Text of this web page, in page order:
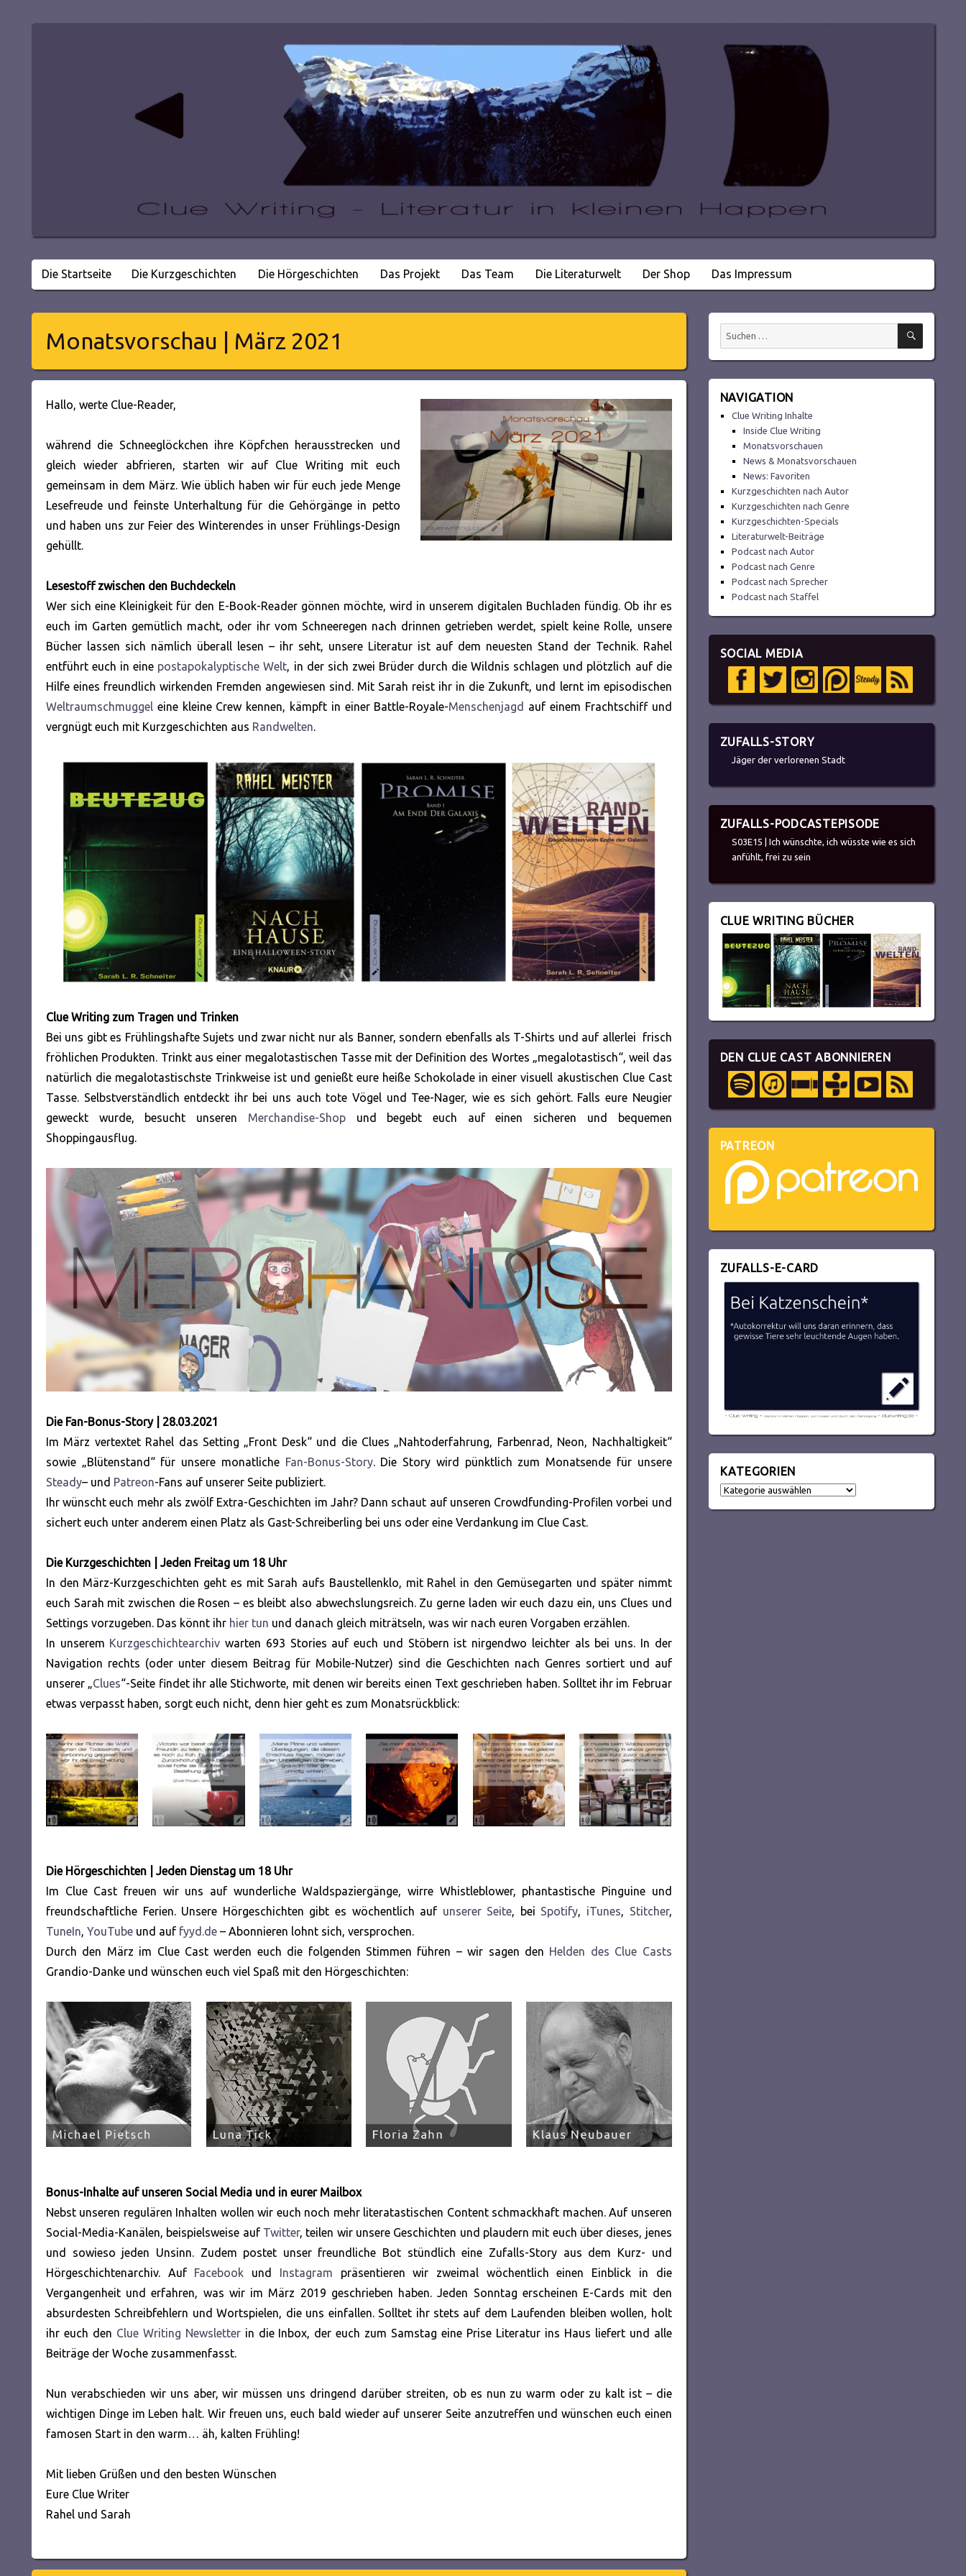
Clue Writing
Die Startseite Die Kurzgeschichten Die Hörgeschichten Das Projekt Das Team Die Literaturwelt Der Shop Das Impressum
Monatsvorschau | März 2021
Hallo, werte Clue-Reader,
während die Schneeglöckchen ihre Köpfchen herausstrecken und
gleich wieder abfrieren, starten wir auf Clue Writing mit euch
gemeinsam in dem März. Wie üblich haben wir für euch jede Menge
Lesefreude und feinste Unterhaltung für die Gehörgänge in petto
und haben uns zur Feier des Winterendes in unser Frühlings-Design
gehüllt.
Lesestoff zwischen den Buchdeckeln
Wer sich eine Kleinigkeit für den E-Book-Reader gönnen möchte, wird in unserem digitalen Buchladen fündig. Ob ihr es
euch im Garten gemütlich macht, oder ihr vom Schneeregen nach drinnen getrieben werdet, spielt keine Rolle, unsere
Bücher lassen sich nämlich überall lesen – ihr seht, unsere Literatur ist auf dem neuesten Stand der Technik. Rahel
entführt euch in eine postapokalyptische Welt, in der sich zwei Brüder durch die Wildnis schlagen und plötzlich auf die
Hilfe eines freundlich wirkenden Fremden angewiesen sind. Mit Sarah reist ihr in die Zukunft, und lernt im episodischen
Weltraumschmuggel eine kleine Crew kennen, kämpft in einer Battle-Royale-Menschenjagd auf einem Frachtschiff und
vergnügt euch mit Kurzgeschichten aus Randwelten.
Clue Writing zum Tragen und Trinken
Bei uns gibt es Frühlingshafte Sujets und zwar nicht nur als Banner, sondern ebenfalls als T-Shirts und auf allerlei frisch
fröhlichen Produkten. Trinkt aus einer megalotastischen Tasse mit der Definition des Wortes „megalotastisch“, weil das
natürlich die megalotastischste Trinkweise ist und genießt eure heiße Schokolade in einer visuell akustischen Clue Cast
Tasse. Selbstverständlich entdeckt ihr bei uns auch tote Vögel und Tee-Nager, wie es sich gehört. Falls eure Neugier
geweckt wurde, besucht unseren Merchandise-Shopund begebt euch auf einen sicheren und bequemen
Shoppingausflug.
Die Fan-Bonus-Story | 28.03.2021
Im März vertextet Rahel das Setting „Front Desk“ und die Clues „Nahtoderfahrung, Farbenrad, Neon, Nachhaltigkeit“
sowie „Blütenstand“ für unsere monatliche Fan-Bonus-Story. Die Story wird pünktlich zum Monatsende für unsere
Steady– und Patreon-Fans auf unserer Seite publiziert.
Ihr wünscht euch mehr als zwölf Extra-Geschichten im Jahr? Dann schaut auf unseren Crowdfunding-Profilen vorbei und
sichert euch unter anderem einen Platz als Gast-Schreiberling bei uns oder eine Verdankung im Clue Cast.
Die Kurzgeschichten | Jeden Freitag um 18 Uhr
In den März-Kurzgeschichten geht es mit Sarah aufs Baustellenklo, mit Rahel in den Gemüsegarten und später nimmt
euch Sarah mit zwischen die Rosen – es bleibt also abwechslungsreich. Zu gerne laden wir euch dazu ein, uns Clues und
Settings vorzugeben. Das könnt ihr hier tun und danach gleich miträtseln, was wir nach euren Vorgaben erzählen.
In unserem Kurzgeschichtearchiv warten 693 Stories auf euch und Stöbern ist nirgendwo leichter als bei uns. In der
Navigation rechts (oder unter diesem Beitrag für Mobile-Nutzer) sind die Geschichten nach Genres sortiert und auf
unserer „Clues“-Seite findet ihr alle Stichworte, mit denen wir bereits einen Text geschrieben haben. Solltet ihr im Februar
etwas verpasst haben, sorgt euch nicht, denn hier geht es zum Monatsrückblick:
Die Hörgeschichten | Jeden Dienstag um 18 Uhr
Im Clue Cast freuen wir uns auf wunderliche Waldspaziergänge, wirre Whistleblower, phantastische Pinguine und
freundschaftliche Ferien. Unsere Hörgeschichten gibt es wöchentlich auf unserer Seite, bei Spotify, iTunes, Stitcher,
TuneIn, YouTube und auf fyyd.de – Abonnieren lohnt sich, versprochen.
Durch den März im Clue Cast werden euch die folgenden Stimmen führen – wir sagen den Helden des Clue Casts
Grandio-Danke und wünschen euch viel Spaß mit den Hörgeschichten:
Bonus-Inhalte auf unseren Social Media und in eurer Mailbox
Nebst unseren regulären Inhalten wollen wir euch noch mehr literatastischen Content schmackhaft machen. Auf unseren
Social-Media-Kanälen, beispielsweise auf Twitter, teilen wir unsere Geschichten und plaudern mit euch über dieses, jenes
und sowieso jeden Unsinn. Zudem postet unser freundliche Bot stündlich eine Zufalls-Story aus dem Kurz- und
Hörgeschichtenarchiv. Auf Facebook und Instagram präsentieren wir zweimal wöchentlich einen Einblick in die
Vergangenheit und erfahren, was wir im März 2019 geschrieben haben. Jeden Sonntag erscheinen E-Cards mit den
absurdesten Schreibfehlern und Wortspielen, die uns einfallen. Solltet ihr stets auf dem Laufenden bleiben wollen, holt
ihr euch den Clue Writing Newsletterin die Inbox, der euch zum Samstag eine Prise Literatur ins Haus liefert und alle
Beiträge der Woche zusammenfasst.
Nun verabschieden wir uns aber, wir müssen uns dringend darüber streiten, ob es nun zu warm oder zu kalt ist – die
wichtigen Dinge im Leben halt. Wir freuen uns, euch bald wieder auf unserer Seite anzutreffen und wünschen euch einen
famosen Start in den warm… äh, kalten Frühling!
Mit lieben Grüßen und den besten Wünschen
Eure Clue Writer
Rahel und Sarah
Suchen
SUCHEN
NAVIGATION
Clue Writing Inhalte
Inside Clue Writing
Monatsvorschauen
News & Monatsvorschauen
News: Favoriten
Kurzgeschichten nach Autor
Kurzgeschichten nach Genre
Kurzgeschichten-Specials
Literaturwelt-Beiträge
Podcast nach Autor
Podcast nach Genre
Podcast nach Sprecher
Podcast nach Staffel
SOCIAL MEDIA
ZUFALLS-STORY
Jäger der verlorenen Stadt
ZUFALLS-PODCASTEPISODE
S03E15 | Ich wünschte, ich wüsste wie es sich
anfühlt, frei zu sein
CLUE WRITING BÜCHER
DEN CLUE CAST ABONNIEREN
PATREON
ZUFALLS-E-CARD
KATEGORIEN
Kategorien